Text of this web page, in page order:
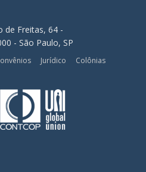
de Freitas, 64 -
- São Paulo, SP
Jurídico Colônias